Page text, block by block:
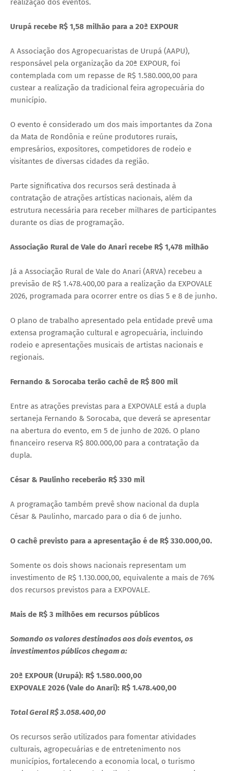
realização dos eventos.
Urupá recebe R$ 1,58 milhão para a 20ª EXPOUR
A Associação dos Agropecuaristas de Urupá (AAPU),
responsável pela organização da 20ª EXPOUR, foi
contemplada com um repasse de R$ 1.580.000,00 para
custear a realização da tradicional feira agropecuária do
município.
O evento é considerado um dos mais importantes da Zona
da Mata de Rondônia e reúne produtores rurais,
empresários, expositores, competidores de rodeio e
visitantes de diversas cidades da região.
Parte significativa dos recursos será destinada à
contratação de atrações artísticas nacionais, além da
estrutura necessária para receber milhares de participantes
durante os dias de programação.
Associação Rural de Vale do Anari recebe R$ 1,478 milhão
Já a Associação Rural de Vale do Anari (ARVA) recebeu a
previsão de R$ 1.478.400,00 para a realização da EXPOVALE
2026, programada para ocorrer entre os dias 5 e 8 de junho.
O plano de trabalho apresentado pela entidade prevê uma
extensa programação cultural e agropecuária, incluindo
rodeio e apresentações musicais de artistas nacionais e
regionais.
Fernando & Sorocaba terão cachê de R$ 800 mil
Entre as atrações previstas para a EXPOVALE está a dupla
sertaneja Fernando & Sorocaba, que deverá se apresentar
na abertura do evento, em 5 de junho de 2026. O plano
financeiro reserva R$ 800.000,00 para a contratação da
dupla.
César & Paulinho receberão R$ 330 mil
A programação também prevê show nacional da dupla
César & Paulinho, marcado para o dia 6 de junho.
O cachê previsto para a apresentação é de R$ 330.000,00.
Somente os dois shows nacionais representam um
investimento de R$ 1.130.000,00, equivalente a mais de 76%
dos recursos previstos para a EXPOVALE.
Mais de R$ 3 milhões em recursos públicos
Somando os valores destinados aos dois eventos, os
investimentos públicos chegam a:
20ª EXPOUR (Urupá): R$ 1.580.000,00
EXPOVALE 2026 (Vale do Anari): R$ 1.478.400,00
Total Geral R$ 3.058.400,00
Os recursos serão utilizados para fomentar atividades
culturais, agropecuárias e de entretenimento nos
municípios, fortalecendo a economia local, o turismo